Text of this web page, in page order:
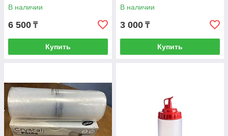
В наличии
6 500 ₸
Купить
В наличии
3 000 ₸
Купить